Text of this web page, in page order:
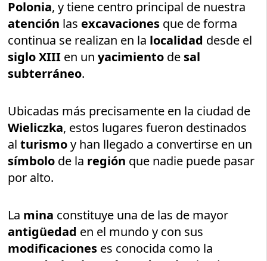
Polonia, y tiene centro principal de nuestra
atención las excavaciones que de forma
continua se realizan en la localidad desde el
siglo XIII en unyacimiento de sal
subterráneo.
Ubicadas más precisamente en la ciudad de
Wieliczka, estos lugares fueron destinados
alturismoy han llegado a convertirse en un
símbolo de la región que nadie puede pasar
por alto.
La mina constituye una de las de mayor
antigüedad en el mundo y con sus
modificaciones es conocida como la